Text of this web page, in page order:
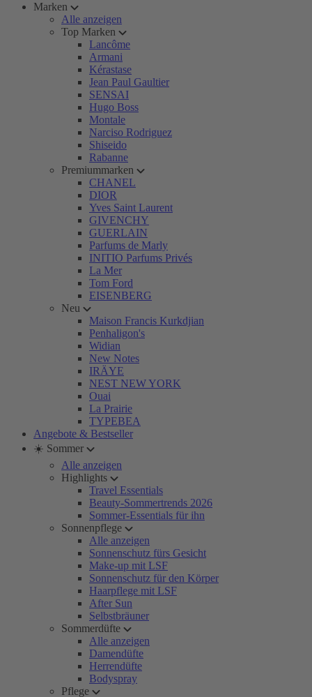
Marken
Alle anzeigen
Top Marken
Lancôme
Armani
Kérastase
Jean Paul Gaultier
SENSAI
Hugo Boss
Montale
Narciso Rodriguez
Shiseido
Rabanne
Premiummarken
CHANEL
DIOR
Yves Saint Laurent
GIVENCHY
GUERLAIN
Parfums de Marly
INITIO Parfums Privés
La Mer
Tom Ford
EISENBERG
Neu
Maison Francis Kurkdjian
Penhaligon's
Widian
New Notes
IRÄYE
NEST NEW YORK
Ouai
La Prairie
TYPEBEA
Angebote & Bestseller
☀️ Sommer
Alle anzeigen
Highlights
Travel Essentials
Beauty-Sommertrends 2026
Sommer-Essentials für ihn
Sonnenpflege
Alle anzeigen
Sonnenschutz fürs Gesicht
Make-up mit LSF
Sonnenschutz für den Körper
Haarpflege mit LSF
After Sun
Selbstbräuner
Sommerdüfte
Alle anzeigen
Damendüfte
Herrendüfte
Bodyspray
Pflege